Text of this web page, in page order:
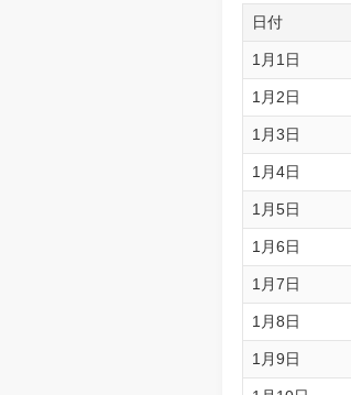
日付
1月1日
1月2日
1月3日
1月4日
1月5日
1月6日
1月7日
1月8日
1月9日